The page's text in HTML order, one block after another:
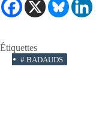
Étiquettes
# BADAUDS